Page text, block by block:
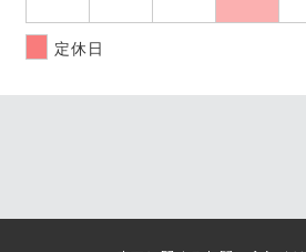
定休日